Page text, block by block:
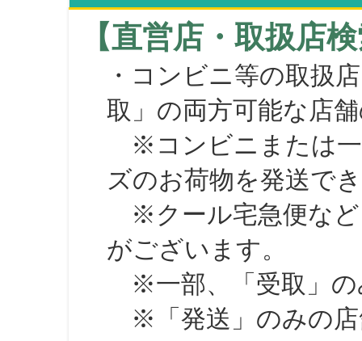
【直営店・取扱店
・コンビニ等の取扱
取」の両方可能な店
※コンビニまたは一
ズのお荷物を発送で
※クール宅急便など
がございます。
※一部、「受取」の
※「発送」のみの店